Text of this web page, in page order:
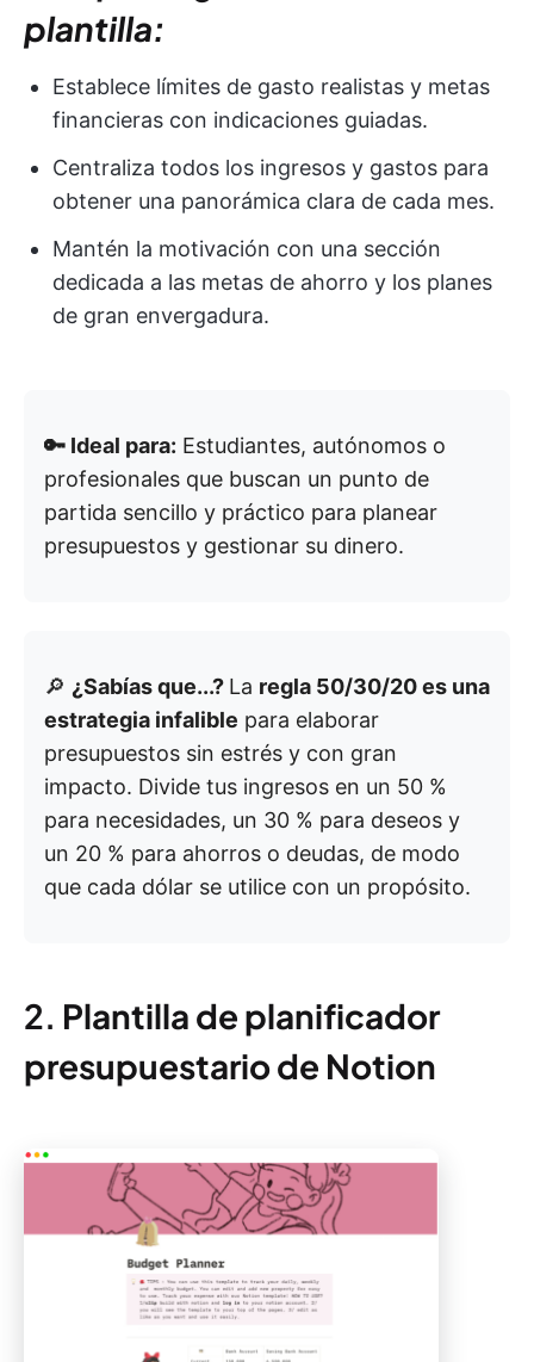
plantilla:
Establece límites de gasto realistas y metas
financieras con indicaciones guiadas.
Centraliza todos los ingresos y gastos para
obtener una panorámica clara de cada mes.
Mantén la motivación con una sección
dedicada a las metas de ahorro y los planes
de gran envergadura.
🔑 Ideal para: Estudiantes, autónomos o
profesionales que buscan un punto de
partida sencillo y práctico para planear
presupuestos y gestionar su dinero.
🔎 ¿Sabías que...? La regla 50/30/20 es una
estrategia infalible para elaborar
presupuestos sin estrés y con gran
impacto. Divide tus ingresos en un 50 %
para necesidades, un 30 % para deseos y
un 20 % para ahorros o deudas, de modo
que cada dólar se utilice con un propósito.
2. Plantilla de planificador
presupuestario de Notion